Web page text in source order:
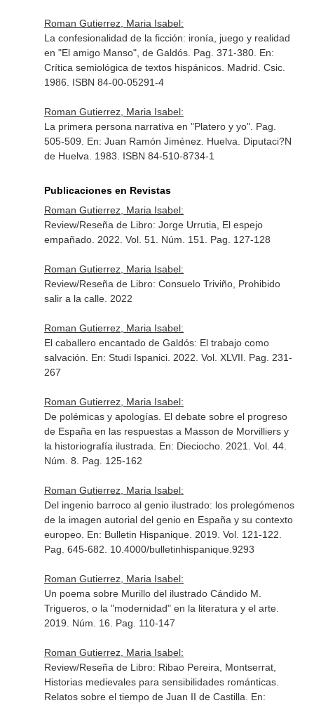
Roman Gutierrez, Maria Isabel:
La confesionalidad de la ficción: ironía, juego y realidad
en "El amigo Manso", de Galdós. Pag. 371-380. En:
Crítica semiológica de textos hispánicos. Madrid. Csic.
1986. ISBN 84-00-05291-4
Roman Gutierrez, Maria Isabel:
La primera persona narrativa en "Platero y yo". Pag.
505-509. En: Juan Ramón Jiménez. Huelva. Diputaci?N
de Huelva. 1983. ISBN 84-510-8734-1
Publicaciones en Revistas
Roman Gutierrez, Maria Isabel:
Review/Reseña de Libro: Jorge Urrutia, El espejo
empañado. 2022. Vol. 51. Núm. 151. Pag. 127-128
Roman Gutierrez, Maria Isabel:
Review/Reseña de Libro: Consuelo Triviño, Prohibido
salir a la calle. 2022
Roman Gutierrez, Maria Isabel:
El caballero encantado de Galdós: El trabajo como
salvación. En: Studi Ispanici. 2022. Vol. XLVII. Pag. 231-
267
Roman Gutierrez, Maria Isabel:
De polémicas y apologías. El debate sobre el progreso
de España en las respuestas a Masson de Morvilliers y
la historiografía ilustrada. En: Dieciocho. 2021. Vol. 44.
Núm. 8. Pag. 125-162
Roman Gutierrez, Maria Isabel:
Del ingenio barroco al genio ilustrado: los prolegómenos
de la imagen autorial del genio en España y su contexto
europeo. En: Bulletin Hispanique. 2019. Vol. 121-122.
Pag. 645-682. 10.4000/bulletinhispanique.9293
Roman Gutierrez, Maria Isabel:
Un poema sobre Murillo del ilustrado Cándido M.
Trigueros, o la "modernidad" en la literatura y el arte.
2019. Núm. 16. Pag. 110-147
Roman Gutierrez, Maria Isabel:
Review/Reseña de Libro: Ribao Pereira, Montserrat,
Historias medievales para sensibilidades románticas.
Relatos sobre el tiempo de Juan II de Castilla. En: